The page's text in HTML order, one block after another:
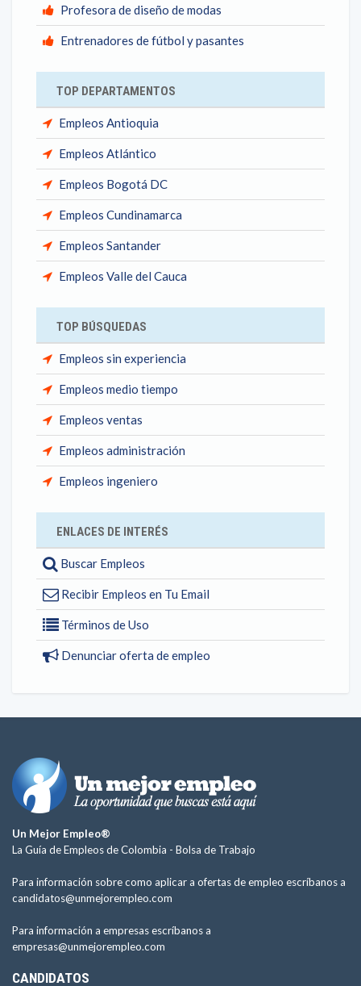
Profesora de diseño de modas
Entrenadores de fútbol y pasantes
TOP DEPARTAMENTOS
Empleos Antioquia
Empleos Atlántico
Empleos Bogotá DC
Empleos Cundinamarca
Empleos Santander
Empleos Valle del Cauca
TOP BÚSQUEDAS
Empleos sin experiencia
Empleos medio tiempo
Empleos ventas
Empleos administración
Empleos ingeniero
ENLACES DE INTERÉS
Buscar Empleos
Recibir Empleos en Tu Email
Términos de Uso
Denunciar oferta de empleo
Un Mejor Empleo®
La Guía de Empleos de Colombia - Bolsa de Trabajo
Para información sobre como aplicar a ofertas de empleo escríbanos a
candidatos@unmejorempleo.com
Para información a empresas escríbanos a
empresas@unmejorempleo.com
CANDIDATOS